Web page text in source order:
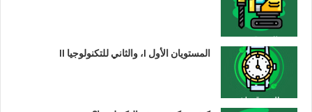
المستويان الأول I، والثاني للتكنولوجيا II